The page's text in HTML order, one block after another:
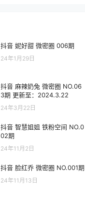
抖音 妮好甜 微密圈 006期
24年1月29日
抖音 麻辣奶兔 微密圈 NO.06
3期 更新至：2024.3.22
24年3月22日
抖音 智慧姐姐 铁粉空间 NO.0
02期
24年11月2日
抖音 脸红乔 微密圈 NO.001期
24年11月13日